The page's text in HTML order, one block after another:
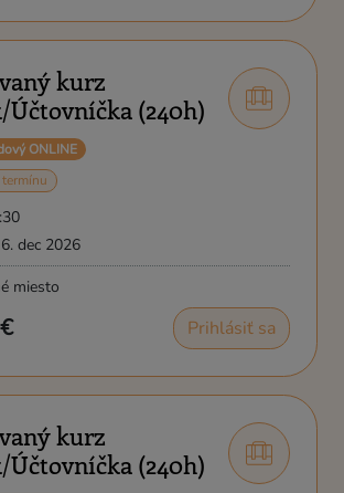
kurz
(240h)
ONLINE
dec 2026
miesto
Prihlásiť sa
kurz
(240h)